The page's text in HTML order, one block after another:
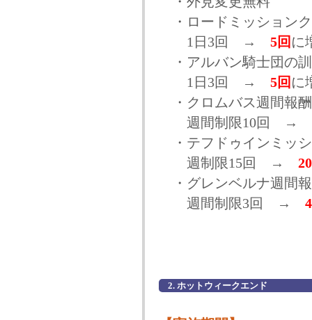
・ロードミッション
1日3回 → 5回 に
・アルバン騎士団の
1日3回 → 5回 に
・クロムバス週間報
週間制限10回 →
・テフドゥインミッ
週制限15回 →
・グレンベルナ週間
週間制限3回 →
2. ホットウィークエンド